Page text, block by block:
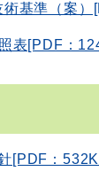
基準（案）
表[PDF：
[PDF：